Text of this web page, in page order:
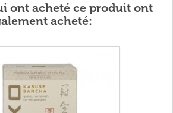
ont acheté ce produit ont
acheté: